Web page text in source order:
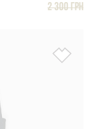
2 300 грн